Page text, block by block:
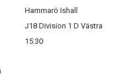
Hammarö Ishall
J18 Division 1 D Västra
15:30